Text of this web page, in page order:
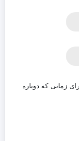
زمانی که دوباره